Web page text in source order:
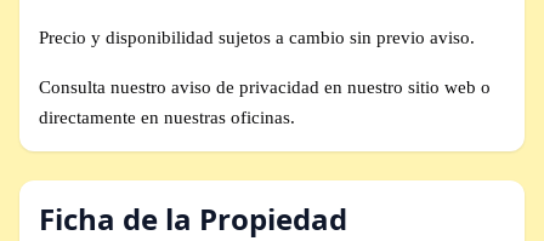
Precio y disponibilidad sujetos a cambio sin previo aviso.
Consulta nuestro aviso de privacidad en nuestro sitio web o
directamente en nuestras oficinas.
Ficha de la Propiedad